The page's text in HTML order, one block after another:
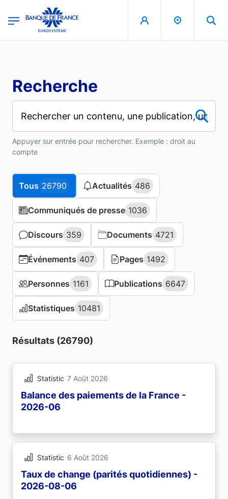
Recherche
Appuyer sur entrée pour rechercher. Exemple : droit au
compte
Tous 26790
Tous 26790 Actualités 486
Actualités 486
Communiqués de presse 1036
Communiqués de presse 1036
Discours 359
Discours 359 Documents 4721
Documents 4721
Événements 407
Événements 407 Pages 1492
Pages 1492
Personnes 1161
Personnes 1161 Publications 6647
Publications 6647
Statistiques 10481
Statistiques 10481
Résultats (26790)
Statistic 7 Août 2026
Balance des paiements de la France -
2026-06
Statistic 6 Août 2026
Taux de change (parités quotidiennes) -
2026-08-06